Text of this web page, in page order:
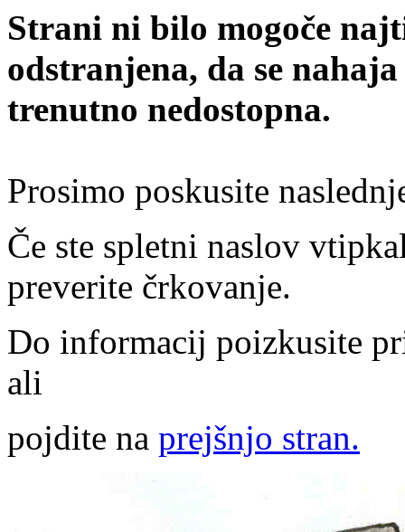
Strani ni bilo mogoče
odstranjena, da se
trenutno nedostopna.
Prosimo poskusite
Če ste spletni naslov
preverite črkovanje.
Do informacij poizkusite
ali
pojdite na prejšnjo stran.